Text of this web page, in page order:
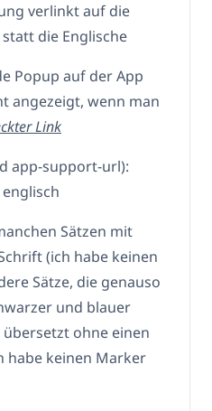
verlinkt auf die
die Englische
Popup auf der App
angezeigt, wenn man
Link
app-support-url):
Sätzen mit
(ich habe keinen
Sätze, die genauso
und blauer
ohne einen
habe keinen Marker